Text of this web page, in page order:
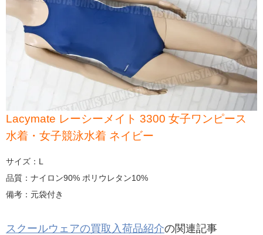
Lacymate レーシーメイト 3300 女子ワンピース
水着・女子競泳水着 ネイビー
サイズ：L
品質：ナイロン90% ポリウレタン10%
備考：元袋付き
スクールウェアの買取入荷品紹介の関連記事